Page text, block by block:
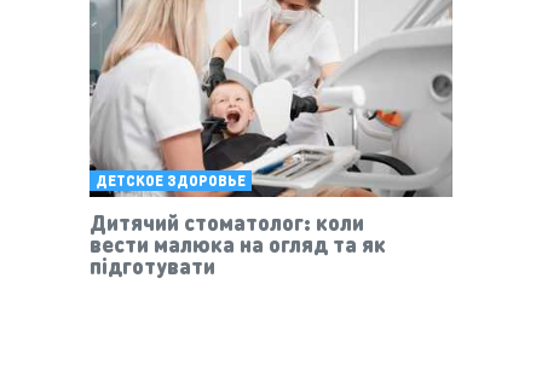
ДЕТСКОЕ ЗДОРОВЬЕ
Дитячий стоматолог: коли
вести малюка на огляд та як
підготувати